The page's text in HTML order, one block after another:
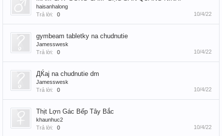
haisanhalong
Trả lời:
0 10/4/22
gymbeam tabletky na chudnutie
Jamesswesk
Trả lời:
0 10/4/22
ДЌaj na chudnutie dm
Jamesswesk
Trả lời:
0 10/4/22
Thịt Lợn Gác Bếp Tây Bắc
khaunhuc2
Trả lời:
0 10/4/22